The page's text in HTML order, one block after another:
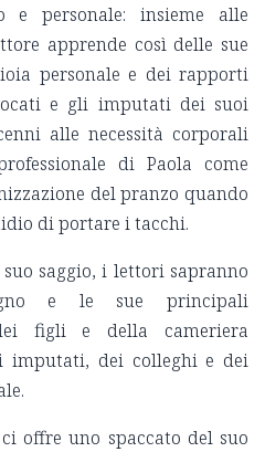
e personale: insieme alle
apprende così delle sue
personale e dei rapporti
e gli imputati dei suoi
alle necessità corporali
di Paola come
del pranzo quando
di portare i tacchi.
saggio, i lettori sapranno
e le sue principali
figli e della cameriera
imputati, dei colleghi e dei
offre uno spaccato del suo